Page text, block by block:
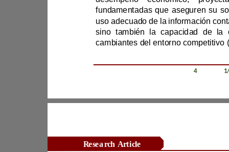
Revista Científica Zambos / Vol. 04 1
fundamentadas que
cambiantes del entorno competi
Research Article